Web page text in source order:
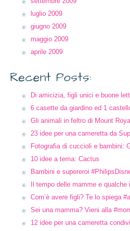
luglio 2009
giugno 2009
maggio 2009
aprile 2009
Recent Posts:
Di amicizia, figli unici e buone
6 casette da giardino ed 1
Gli animali in feltro di Mount
23 idee per una cameretta da
Fotografia di cuccioli e bambini:
10 idee a tema: Cactus
Bambini e supereroi
Il tempo delle mamme e
Com’è avere figli? Te lo spiega
Sei una mamma? Vieni alla
12 idee per una cameretta